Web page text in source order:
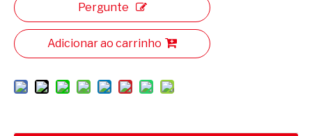
Pergunte
Adicionar ao carrinho